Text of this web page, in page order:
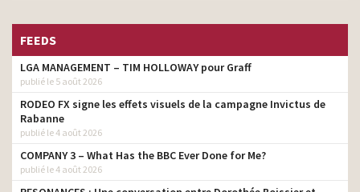
FEEDS
LGA MANAGEMENT – TIM HOLLOWAY pour Graff
publié le 5 août 2026
RODEO FX signe les effets visuels de la campagne Invictus de
Rabanne
publié le 4 août 2026
COMPANY 3 – What Has the BBC Ever Done for Me?
publié le 4 août 2026